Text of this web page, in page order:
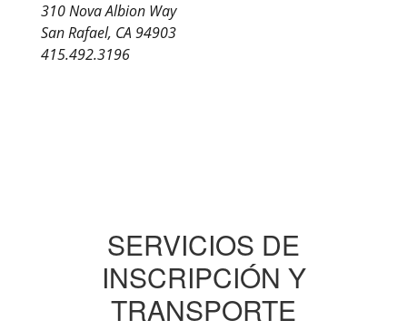
310 Nova Albion Way
San Rafael, CA 94903
415.492.3196
SERVICIOS DE
INSCRIPCIÓN Y
TRANSPORTE